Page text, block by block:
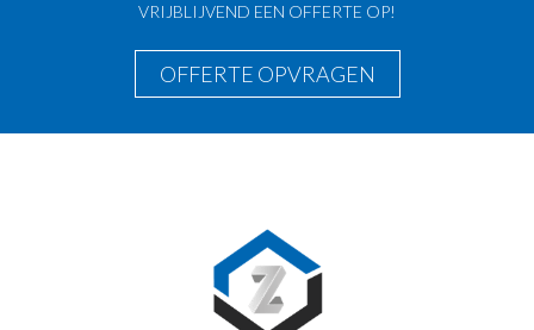
VRIJBLIJVEND EEN OFFERTE OP!
OFFERTE OPVRAGEN